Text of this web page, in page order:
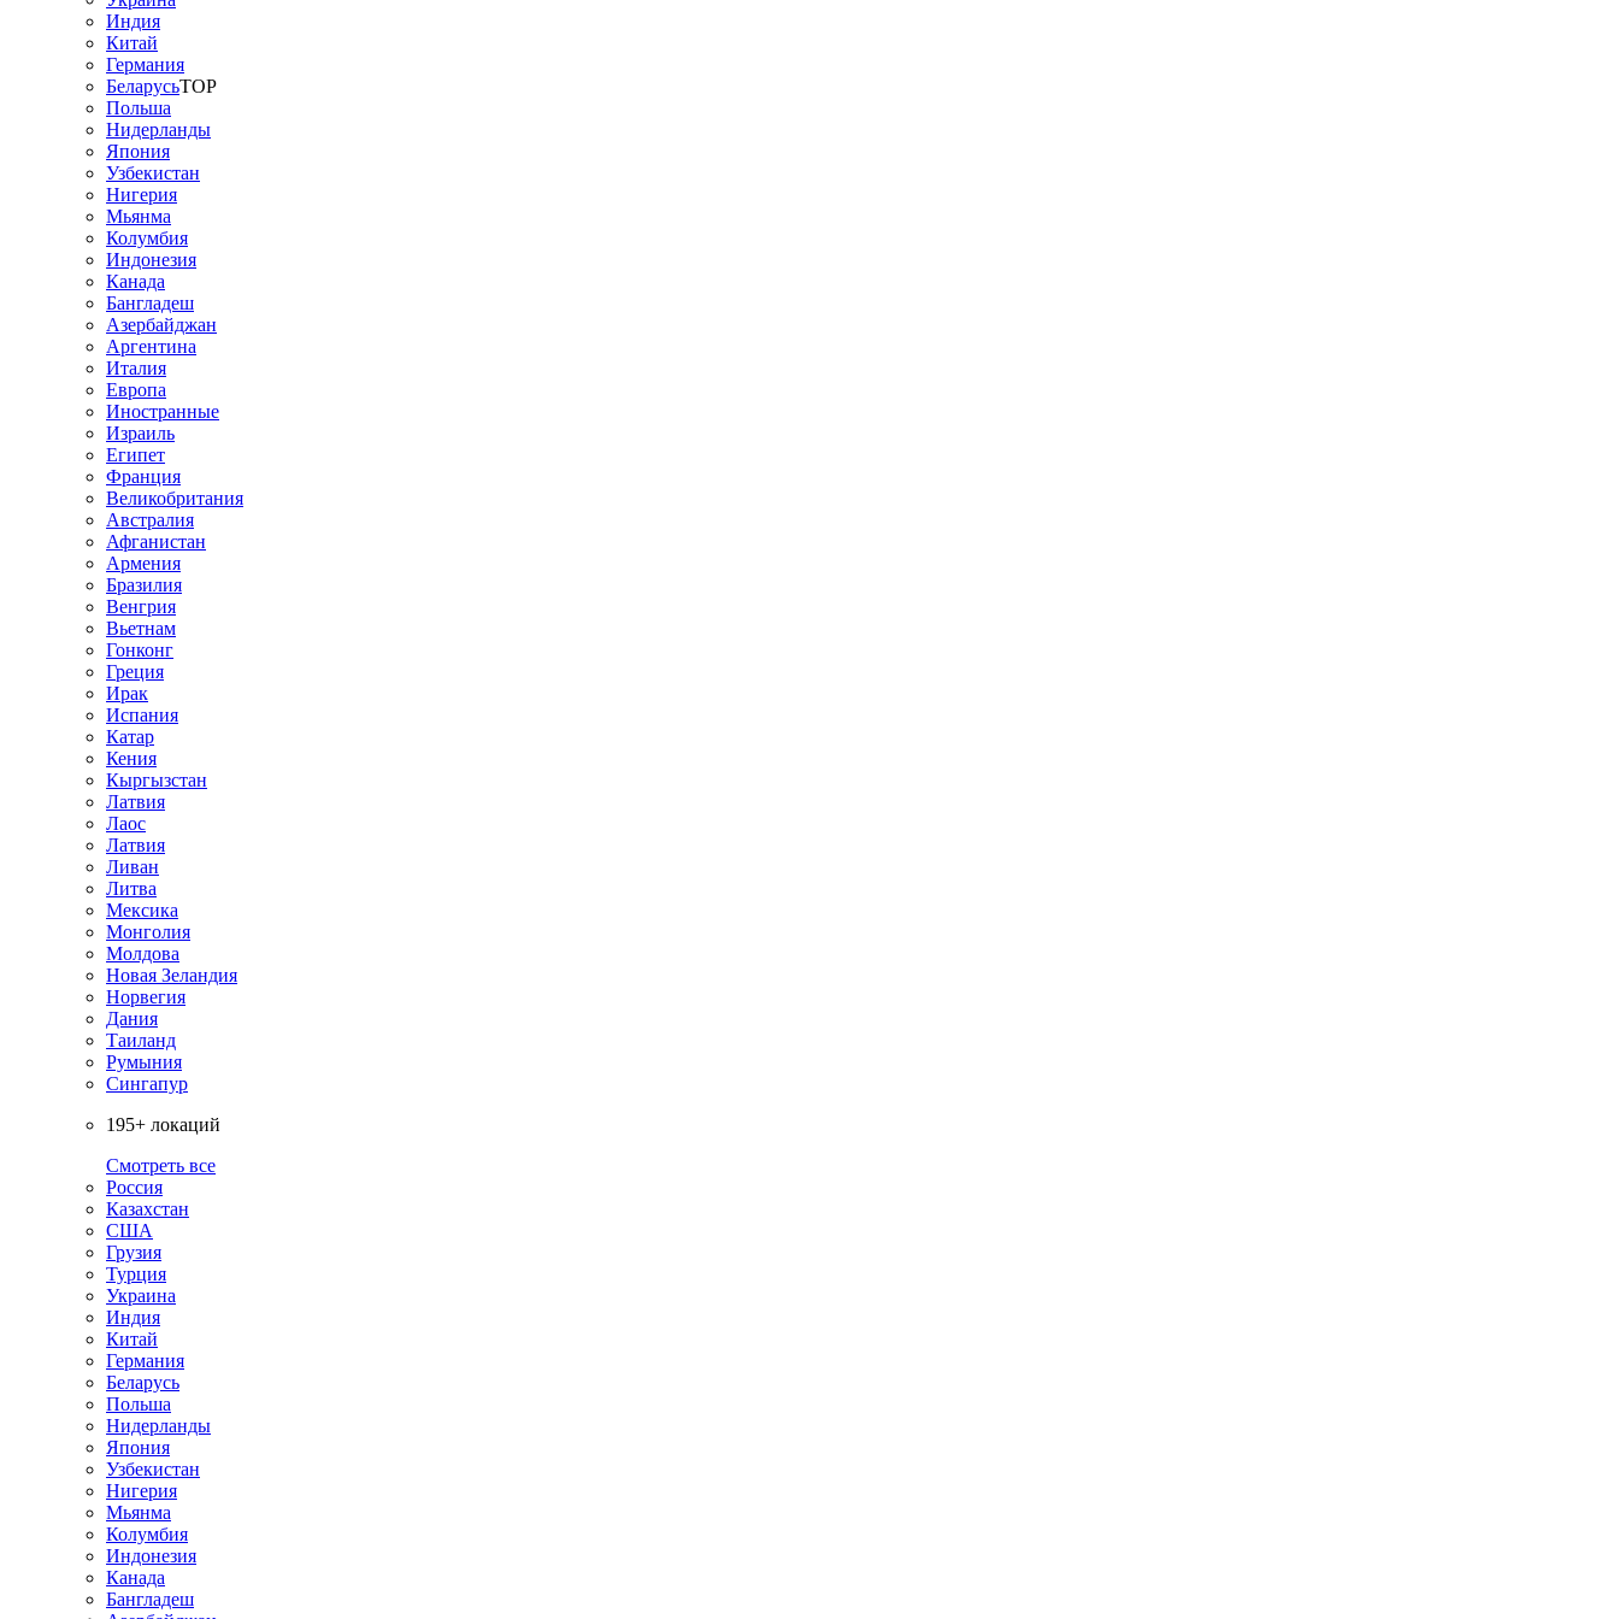
Индия
Китай
Германия
БеларусьTOP
Польша
Нидерланды
Япония
Узбекистан
Нигерия
Мьянма
Колумбия
Индонезия
Канада
Бангладеш
Азербайджан
Аргентина
Италия
Европа
Иностранные
Израиль
Египет
Франция
Великобритания
Австралия
Афганистан
Армения
Бразилия
Венгрия
Вьетнам
Гонконг
Греция
Ирак
Испания
Катар
Кения
Кыргызстан
Латвия
Лаос
Латвия
Ливан
Литва
Мексика
Монголия
Молдова
Новая Зеландия
Норвегия
Дания
Таиланд
Румыния
Сингапур
195+ локаций
Смотреть все
Россия
Казахстан
США
Грузия
Турция
Украина
Индия
Китай
Германия
Беларусь
Польша
Нидерланды
Япония
Узбекистан
Нигерия
Мьянма
Колумбия
Индонезия
Канада
Бангладеш